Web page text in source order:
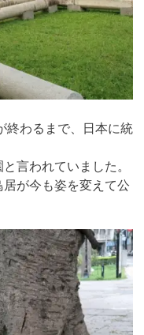
終わるまで、日本に統
言われていました。
が今も姿を変えて公